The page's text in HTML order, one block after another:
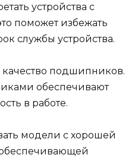
устройства с
поможет избежать
службы устройства.
подшипников.
обеспечивают
в работе.
модели с хорошей